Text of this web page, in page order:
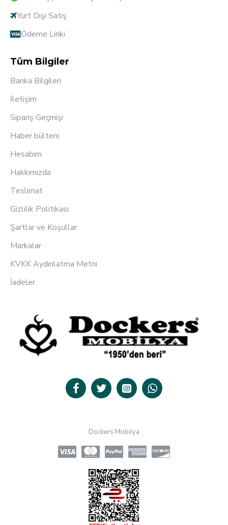
Yurt Dışı Satış
Ödeme Linki
Tüm Bilgiler
Banka Bilgileri
İletişim
Sipariş Geçmişi
Haber bülteni
Hesabım
Hakkımızda
Teslimat
Gizlilik Politikası
Şartlar ve Koşullar
Markalar
KVKK Aydınlatma Metni
İadeler
Dockers Mobilya